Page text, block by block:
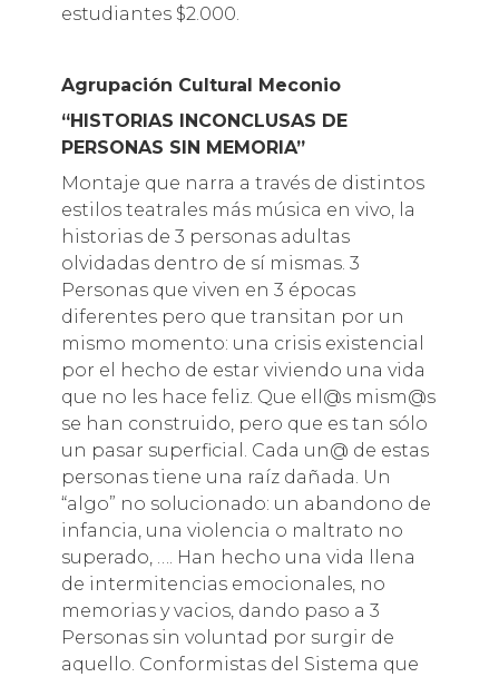
estudiantes $2.000.
Agrupación Cultural Meconio
“HISTORIAS INCONCLUSAS DE
PERSONAS SIN MEMORIA”
Montaje que narra a través de distintos
estilos teatrales más música en vivo, la
historias de 3 personas adultas
olvidadas dentro de sí mismas. 3
Personas que viven en 3 épocas
diferentes pero que transitan por un
mismo momento: una crisis existencial
por el hecho de estar viviendo una vida
que no les hace feliz. Que ell@s mism@s
se han construido, pero que es tan sólo
un pasar superficial. Cada un@ de estas
personas tiene una raíz dañada. Un
“algo” no solucionado: un abandono de
infancia, una violencia o maltrato no
superado, …. Han hecho una vida llena
de intermitencias emocionales, no
memorias y vacios, dando paso a 3
Personas sin voluntad por surgir de
aquello. Conformistas del Sistema que